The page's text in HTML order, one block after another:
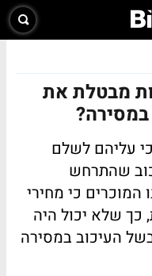
מבטלת את
במסירה?
עליהם לשלם
שהתרחש
המוכרים כי מחירי
כך שלא יכול היה
העיכוב במסירה